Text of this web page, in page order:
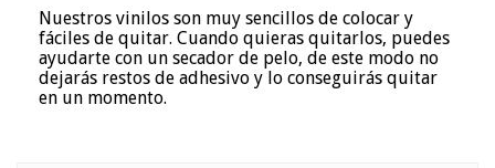
Nuestros vinilos son muy sencillos de colocar y
fáciles de quitar. Cuando quieras quitarlos, puedes
ayudarte con un secador de pelo, de este modo no
dejarás restos de adhesivo y lo conseguirás quitar
en un momento.